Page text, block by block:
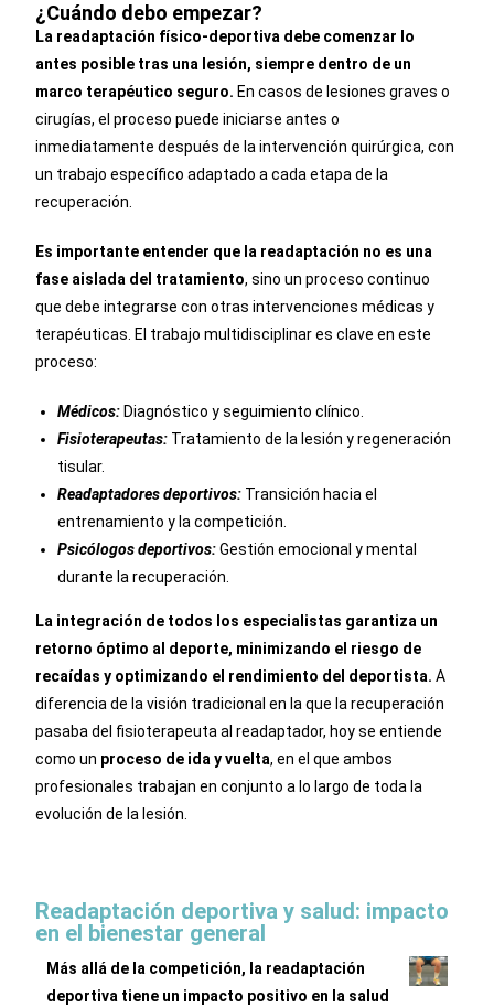
¿Cuándo debo empezar?
La readaptación físico-deportiva debe comenzar lo
antes posible tras una lesión, siempre dentro de un
marco terapéutico seguro. En casos de lesiones graves o
cirugías, el proceso puede iniciarse antes o
inmediatamente después de la intervención quirúrgica, con
un trabajo específico adaptado a cada etapa de la
recuperación.
Es importante entender que la readaptación no es una
fase aislada del tratamiento, sino un proceso continuo
que debe integrarse con otras intervenciones médicas y
terapéuticas. El trabajo multidisciplinar es clave en este
proceso:
Médicos: Diagnóstico y seguimiento clínico.
Fisioterapeutas: Tratamiento de la lesión y regeneración
tisular.
Readaptadores deportivos: Transición hacia el
entrenamiento y la competición.
Psicólogos deportivos:Gestión emocional y mental
durante la recuperación.
La integración de todos los especialistas garantiza un
retorno óptimo al deporte, minimizando el riesgo de
recaídas y optimizando el rendimiento del deportista. A
diferencia de la visión tradicional en la que la recuperación
pasaba del fisioterapeuta al readaptador, hoy se entiende
como un proceso de ida y vuelta, en el que ambos
profesionales trabajan en conjunto a lo largo de toda la
evolución de la lesión.
Readaptación deportiva y salud: impacto
en el bienestar general
Más allá de la competición, la readaptación
deportiva tiene un impacto positivo en la salud